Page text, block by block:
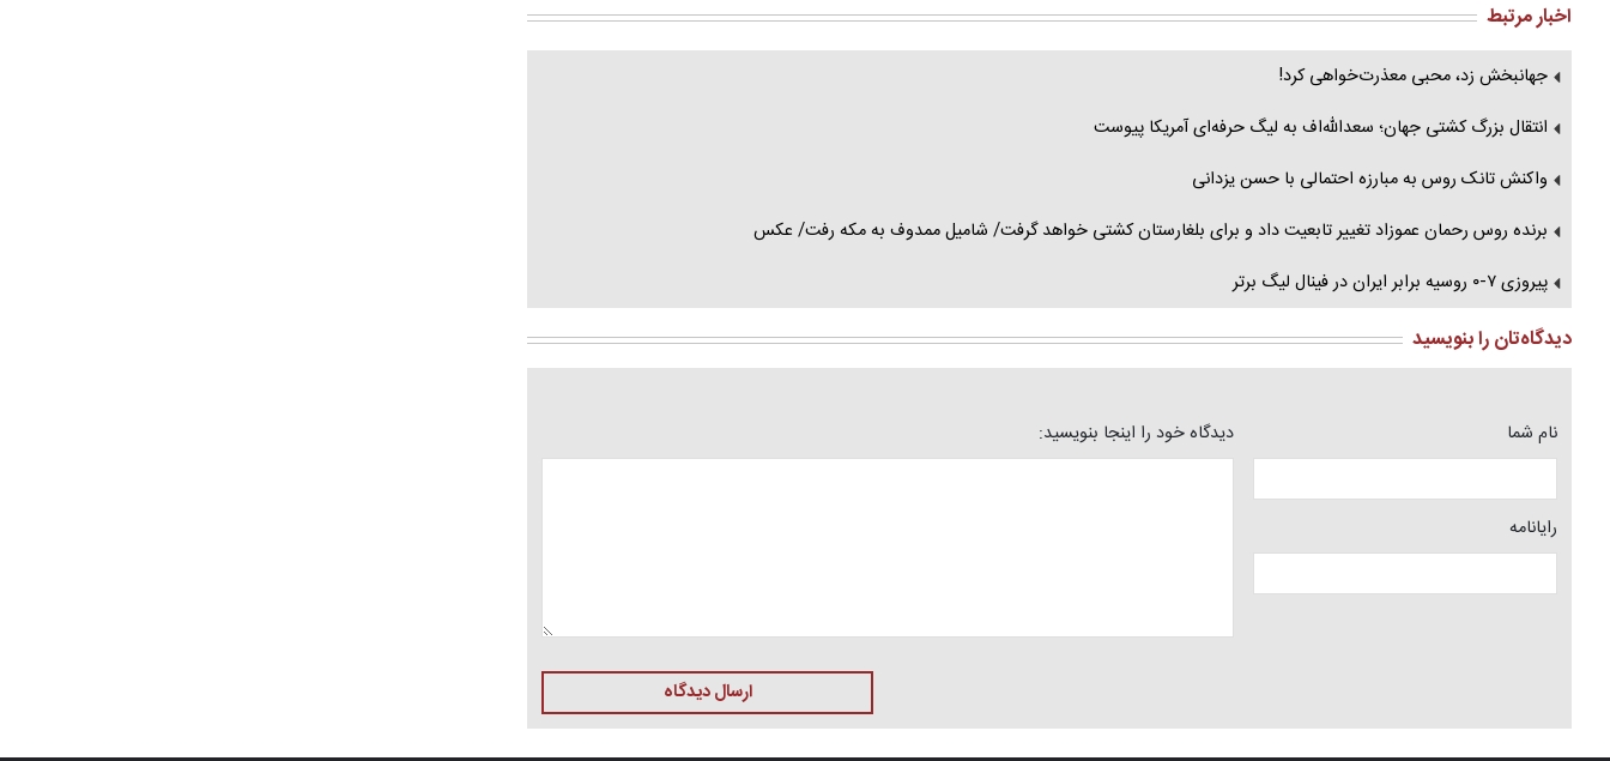
اخبار مرتبط
جهانبخش زد، محبی معذرت‌خواهی کرد!
انتقال بزرگ کشتی جهان؛ سعدالله‌اف به لیگ حرفه‌ای آمریکا پیوست
واکنش‌ تانک روس به مبارزه احتمالی با حسن یزدانی
برنده روس رحمان عموزاد تغییر تابعیت داد و برای بلغارستان کشتی خواهد گرفت/ شامیل ممدوف به مکه رفت/ عکس
پیروزی ۷-۰ روسیه برابر ایران در فینال لیگ برتر
دیدگاه‌تان را بنویسید
نام شما
رایانامه
دیدگاه خود را اینجا بنویسید:
ارسال دیدگاه